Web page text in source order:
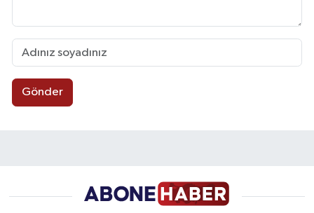
Gönder